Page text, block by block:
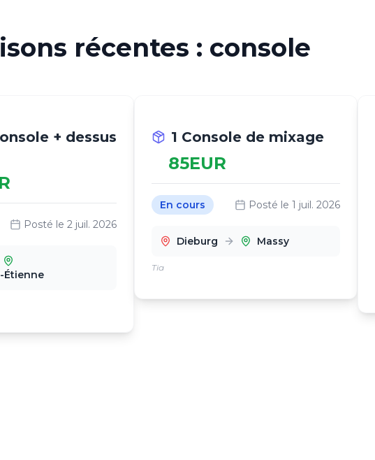
récentes : console
+ dessus
Posté le 2 juil. 2026
Étienne
1 Console de mixage
85EUR
En cours Posté le 1 juil. 2026
Dieburg Massy
Tia